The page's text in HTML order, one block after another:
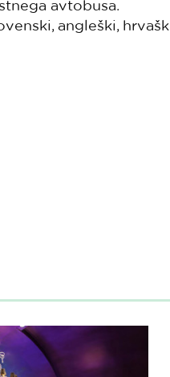
avtobusa.
angleški,